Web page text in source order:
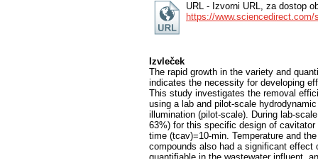
URL - Izvorni URL, za dostop
https://
Izvleček
The rapid growth in the variety and
indicates the necessity for developing
This study investigates the removal
using a lab and pilot-scale
illumination (pilot-scale). During lab-
63%) for this specific design of
time (tcav)=10-min. Temperature and
compounds also had a significant effect
quantifiable in the wastewater influent,